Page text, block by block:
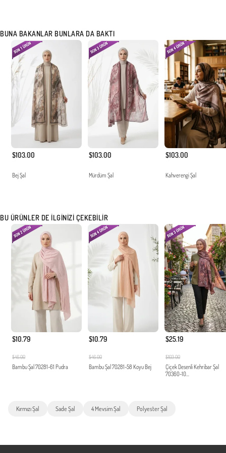
BUNA BAKANLAR BUNLARA DA BAKTI
$103.00
Bej Şal
$103.00
Mürdüm Şal
$103.00
Kahverengi Şal
BU ÜRÜNLER DE İLGINIZI ÇEKEBILIR
$10.79
$46.00
Bambu Şal 70281-61 Pudra
$10.79
$46.00
Bambu Şal 70281-58 Koyu Bej
$25.19
$103.00
Çiçek Desenli Kehribar Şal
70360-10...
Kırmızı Şal Sade Şal 4 Mevsim Şal Polyester Şal